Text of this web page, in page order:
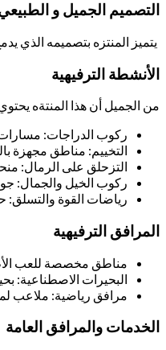
التصميم الجميل و
يتميز المنتزه بتصميمه الذي
الأنشطة الترفيهية
من الجميل أن هذا المنتةه
ركوب الدراجات:
التخييم: مناطق مجهزة
التزحلق على الرمال:
ركوب الخيل والجمال:
رياضات القوة والتسلق:
المرافق الترفيهية
مناطق مخصصة للعب
البحيرات الاصطناعية:
مرافق رياضية: ملاعب
الخدمات والمرافق العامة